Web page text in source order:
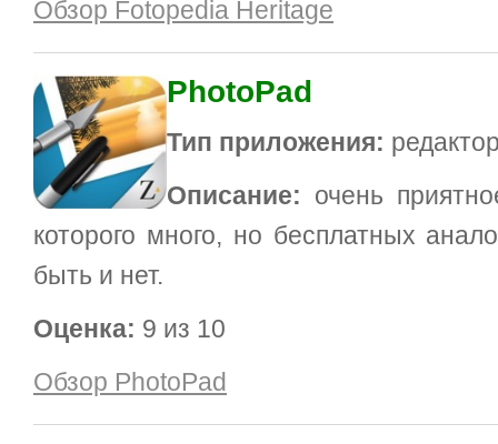
Обзор Fotopedia Heritage
PhotoPad
Тип приложения:
Описание: очень
которого много, но бесплатных
быть и нет.
Оценка: 9 из 10
Обзор PhotoPad